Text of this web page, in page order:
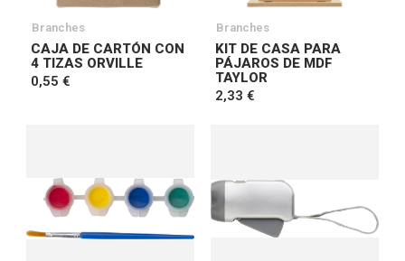
Branches
CAJA DE CARTÓN CON
4 TIZAS ORVILLE
0,55 €
Branches
KIT DE CASA PARA
PÁJAROS DE MDF
TAYLOR
2,33 €